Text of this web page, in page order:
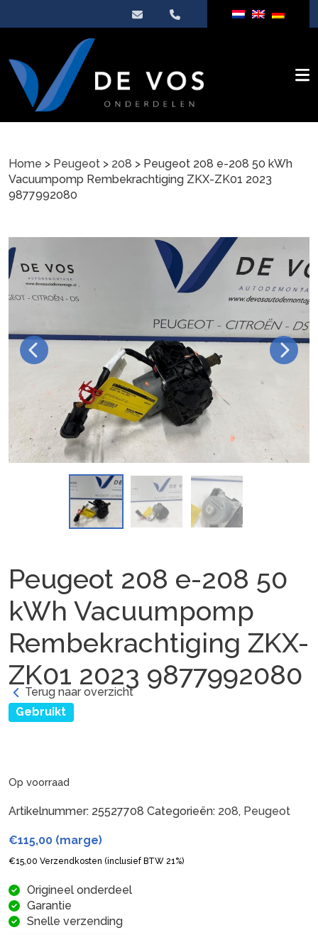
Home > Peugeot > 208 > Peugeot 208 e-208 50 kWh
Vacuumpomp Rembekrachtiging ZKX-ZK01 2023
9877992080
Peugeot 208 e-208 50
kWh Vacuumpomp
Rembekrachtiging ZKX-
ZK01 2023 9877992080
Gebruikt
Terug naar overzicht
Op voorraad
Artikelnummer: 25527708 Categorieën: 208, Peugeot
€115,00 (marge)
€15,00 Verzendkosten (inclusief BTW 21%)
Origineel onderdeel
Garantie
Snelle verzending